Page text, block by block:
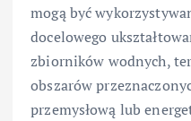
mogą być
docelowego
zbiorników wodnych,
obszarów
przemysłową lub